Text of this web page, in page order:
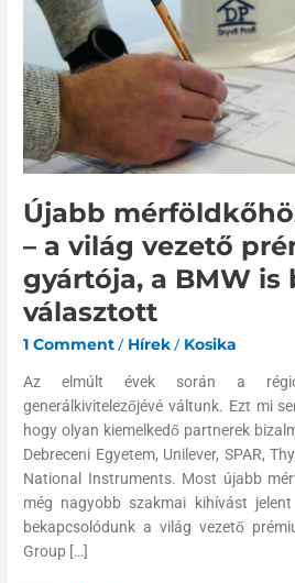
Újabb
– a világ vezető
gyártója, a BMW
választott
1 Comment / Hírek / Kosika
Az elmúlt évek során a régió
generálkivitelezőjévé váltunk. Ezt mi
hogy olyan kiemelkedő partnerek
Debreceni Egyetem, Unilever, SPAR,
National Instruments. Most újabb
még nagyobb szakmai kihívást
bekapcsolódunk a világ vezető
Group […]
világ
vezető
prémiumautó-
gyártója,
a
BMW
is
bennünket
választott